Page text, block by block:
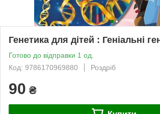
Генетика для дітей : Геніальні
Готово до відправки 1 од.
Код: 9786170969880
Роздріб
90 ₴